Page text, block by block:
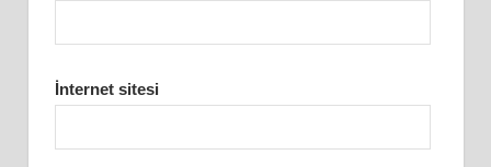
İnternet sitesi